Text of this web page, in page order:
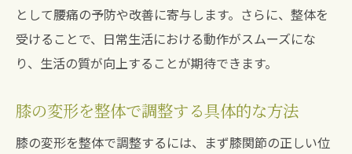
膝の変形が腰痛に及ぼす影響を整体で分析
整体で膝の変形から腰痛への流れを理解
膝の変形が引き起こす腰痛を整体で予防す
整体で膝と腰の健康を守る秘訣を宝塚南口駅で
探る
として腰痛の予防や改善に寄与します。さらに、整体を
受けることで、日常生活における動作がスムーズにな
り、生活の質が向上することが期待できます。
膝の変形を整体で調整する具体的な方法
膝の変形を整体で調整するには、まず膝関節の正しい位